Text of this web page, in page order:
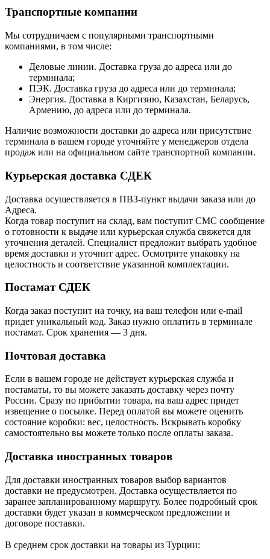
Транспортные компании
Мы сотрудничаем с популярными транспортными
компаниями, в том числе:
Деловые линии. Доставка груза до адреса или до
терминала;
ПЭК. Доставка груза до адреса или до терминала;
Энергия. Доставка в Киргизию, Казахстан, Беларусь,
Армению, до адреса или до терминала.
Наличие возможности доставки до адреса или присутствие
терминала в вашем городе уточняйте у менеджеров отдела
продаж или на официальном сайте транспортной компании.
Курьерская доставка СДЕК
Доставка осуществляется в ПВЗ-пункт выдачи заказа или до
Адреса.
Когда товар поступит на склад, вам поступит СМС сообщение
о готовности к выдаче или курьерская служба свяжется для
уточнения деталей. Специалист предложит выбрать удобное
время доставки и уточнит адрес. Осмотрите упаковку на
целостность и соответствие указанной комплектации.
Постамат СДЕК
Когда заказ поступит на точку, на ваш телефон или e-mail
придет уникальный код. Заказ нужно оплатить в терминале
постамат. Срок хранения — 3 дня.
Почтовая доставка
Если в вашем городе не действует курьерская служба и
постаматы, то вы можете заказать доставку через почту
России. Сразу по прибытии товара, на ваш адрес придет
извещение о посылке. Перед оплатой вы можете оценить
состояние коробки: вес, целостность. Вскрывать коробку
самостоятельно вы можете только после оплаты заказа.
Доставка иностранных товаров
Для доставки иностранных товаров выбор вариантов
доставки не предусмотрен. Доставка осуществляется по
заранее запланированному маршруту. Более подробный срок
доставки будет указан в коммерческом предложении и
договоре поставки.
В среднем срок доставки на товары из Турции: